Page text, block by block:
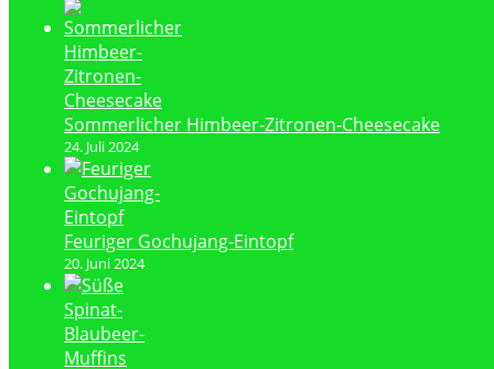
Sommerlicher Himbeer-Zitronen-Cheesecake
24. Juli 2024
Feuriger Gochujang-Eintopf
20. Juni 2024